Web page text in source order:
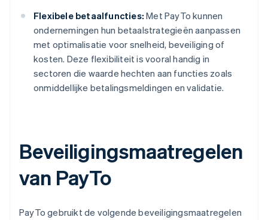
Flexibele betaalfuncties: Met PayTo kunnen
ondernemingen hun betaalstrategieën aanpassen
met optimalisatie voor snelheid, beveiliging of
kosten. Deze flexibiliteit is vooral handig in
sectoren die waarde hechten aan functies zoals
onmiddellijke betalingsmeldingen en validatie.
Beveiligingsmaatregelen
van PayTo
PayTo gebruikt de volgende beveiligingsmaatregelen